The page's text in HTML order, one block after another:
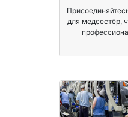
для медсестёр,